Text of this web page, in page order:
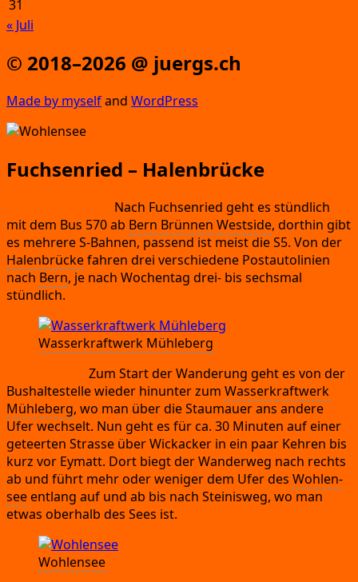
31
« Juli
© 2018–2026 @ juergs.ch
Made by mys­elfand Word­Press
Fuchsenried – Halenbrücke
Nach Fuch­sen­ried geht es stünd­lich
mit dem Bus 570 ab Bern Brün­nen West­side, dort­hin gibt
es meh­re­re S‑Bahnen, pas­send ist meist die S5. Von der
Halen­brü­ckefah­ren drei ver­schie­de­ne Post­au­to­li­ni­en
nach Bern, je nach Wochen­tag drei- bis sechs­mal
stündlich.
Was­ser­kraft­werk Mühleberg
Zum Start der Wan­de­rung geht es von der
Bus­hal­te­stel­le wie­der hin­un­ter zum Was­ser­kraft­werk
Müh­le­berg, wo man über die Stau­mau­er ans ande­re
Ufer wech­selt. Nun geht es für ca. 30 Minu­ten auf einer
geteer­ten Stras­se über Wick­acker in ein paar Keh­ren bis
kurz vor Eymatt. Dort biegt der Wan­der­weg nach rechts
ab und führt mehr oder weni­ger dem Ufer des Woh­len­
seeent­lang auf und ab bis nach Stei­nis­weg, wo man
etwas ober­halb des Sees ist.
Woh­len­see